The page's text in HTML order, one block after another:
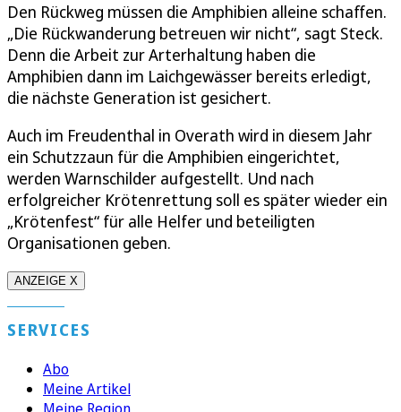
Den Rückweg müssen die Amphibien alleine schaffen.
„Die Rückwanderung betreuen wir nicht“, sagt Steck.
Denn die Arbeit zur Arterhaltung haben die
Amphibien dann im Laichgewässer bereits erledigt,
die nächste Generation ist gesichert.
Auch im Freudenthal in Overath wird in diesem Jahr
ein Schutzzaun für die Amphibien eingerichtet,
werden Warnschilder aufgestellt. Und nach
erfolgreicher Krötenrettung soll es später wieder ein
„Krötenfest“ für alle Helfer und beteiligten
Organisationen geben.
ANZEIGE X
SERVICES
Abo
Meine Artikel